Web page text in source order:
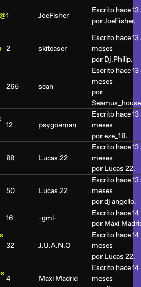
1 JoeFisher
Escrito hace 13
porJoeFisher.
2 skiteaser
Escrito hace
meses
por Dj.Philip.
265 sean
Escrito hace
meses
por
12 psygoaman
Escrito hace
meses
poreze_18.
88 Lucas 22
Escrito hace
meses
por Lucas 22.
50 Lucas 22
Escrito hace 13
meses
pordj angello.
16 -gml-
Escrito hace
por Maxi
32 J.U.A.N.O
Escrito hace
meses
por Lucas 22.
4 Maxi Madrid
Escrito hace
meses